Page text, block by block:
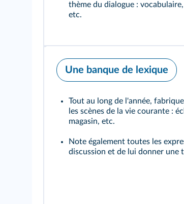
thème du dialogue :
etc.
Une banque de lexique
Tout au long de l'année,
les scènes de la vie courante :
magasin, etc.
Note également toutes les
discussion et de lui donner une